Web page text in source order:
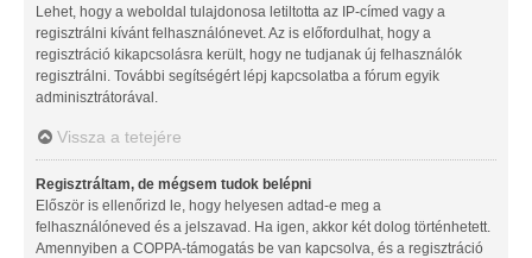
Lehet, hogy a weboldal tulajdonosa letiltotta az IP-címed vagy a
regisztrálni kívánt felhasználónevet. Az is előfordulhat, hogy a
regisztráció kikapcsolásra került, hogy ne tudjanak új felhasználók
regisztrálni. További segítségért lépj kapcsolatba a fórum egyik
adminisztrátorával.
Vissza a tetejére
Regisztráltam, de mégsem tudok belépni
Először is ellenőrizd le, hogy helyesen adtad-e meg a
felhasználóneved és a jelszavad. Ha igen, akkor két dolog történhetett.
Amennyiben a COPPA-támogatás be van kapcsolva, és a regisztráció